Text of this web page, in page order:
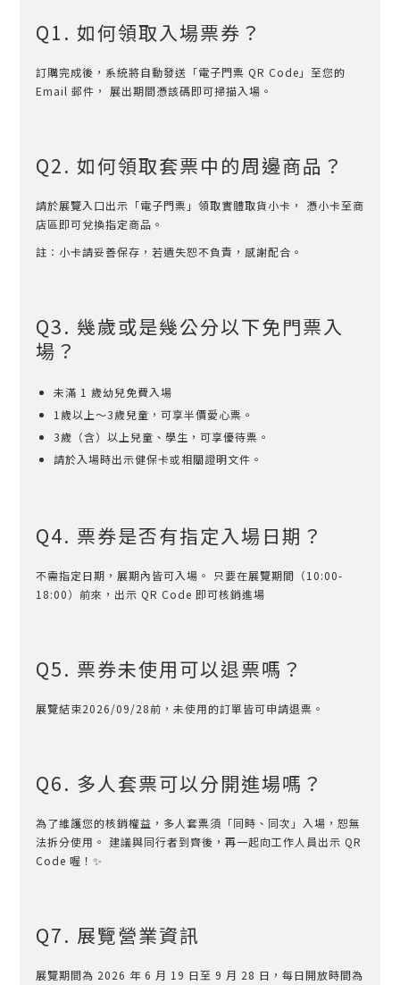
Q1. 如何領取入場票券？
訂購完成後，系統將自動發送「電子門票 QR Code」至您的
Email 郵件， 展出期間憑該碼即可掃描入場。
Q2. 如何領取套票中的周邊商品？
請於展覽入口出示「電子門票」領取實體取貨小卡， 憑小卡至商
店區即可兌換指定商品。
註：小卡請妥善保存，若遺失恕不負責，感謝配合。
Q3. 幾歲或是幾公分以下免門票入
場？
未滿 1 歲幼兒免費入場
1歲以上～3歲兒童，可享半價愛心票。
3歲（含）以上兒童、學生，可享優待票。
請於入場時出示健保卡或相關證明文件。
Q4. 票券是否有指定入場日期？
不需指定日期，展期內皆可入場。 只要在展覽期間（10:00-
18:00）前來，出示 QR Code 即可核銷進場
Q5. 票券未使用可以退票嗎？
展覽結束2026/09/28前，未使用的訂單皆可申請退票。
Q6. 多人套票可以分開進場嗎？
為了維護您的核銷權益，多人套票須「同時、同次」入場，恕無
法拆分使用。 建議與同行者到齊後，再一起向工作人員出示 QR
Code 喔！✨
Q7. 展覽營業資訊
展覽期間為 2026 年 6 月 19 日至 9 月 28 日，每日開放時間為